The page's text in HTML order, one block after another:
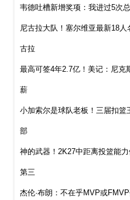
韦德吐槽新增奖项：我进过5次
尼古拉大队！塞尔维亚最新18
古拉
最高可签4年2.7亿！美记：尼克
薪
小加索尔是球队老板！三届扣
部
神的武器！2K27中距离投篮能
第三
杰伦·布朗：不在乎MVP或